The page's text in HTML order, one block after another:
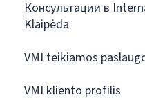
Консультации в
Klaipėda
VMI teikiamos
VMI kliento profilis